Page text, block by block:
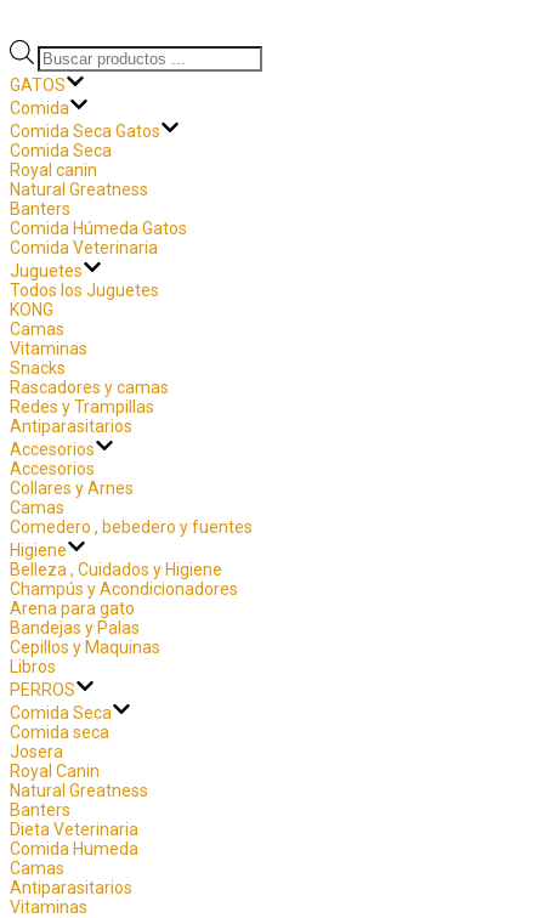
Búsqueda
de
productos
GATOS
Comida
Comida Seca Gatos
Comida Seca
Royal canin
Natural Greatness
Banters
Comida Húmeda Gatos
Comida Veterinaria
Juguetes
Todos los Juguetes
KONG
Camas
Vitaminas
Snacks
Rascadores y camas
Redes y Trampillas
Antiparasitarios
Accesorios
Accesorios
Collares y Arnes
Camas
Comedero , bebedero y fuentes
Higiene
Belleza , Cuidados y Higiene
Champús y Acondicionadores
Arena para gato
Bandejas y Palas
Cepillos y Maquinas
Libros
PERROS
Comida Seca
Comida seca
Josera
Royal Canin
Natural Greatness
Banters
Dieta Veterinaria
Comida Humeda
Camas
Antiparasitarios
Vitaminas